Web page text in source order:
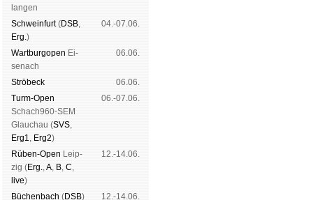
lan­gen
Schwein­furt(DSB,
Erg.)
04.-07.06.
Wart­burg­open Ei­
se­nach
06.06.
Strö­beck
06.06.
Turm-Open
Schach960-SEM
Glau­chau (SVS,
Erg1, Erg2)
06.-07.06.
Rüben-Open Leip­
zig (Erg.,A, B, C,
live)
12.-14.06.
Büchen­bach (DSB)
12.-14.06.